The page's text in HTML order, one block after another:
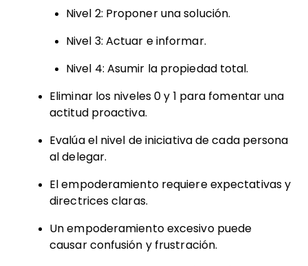
Nivel 2: Proponer una solución.
Nivel 3: Actuar e informar.
Nivel 4: Asumir la propiedad total.
Eliminar los niveles 0 y 1 para fomentar una
actitud proactiva.
Evalúa el nivel de iniciativa de cada persona
al delegar.
El empoderamiento requiere expectativas y
directrices claras.
Un empoderamiento excesivo puede
causar confusión y frustración.